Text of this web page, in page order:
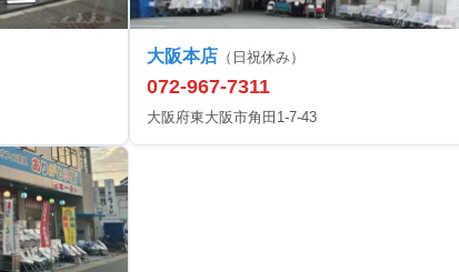
大阪本店 （日祝休み）
072-967-7311
大阪府東大阪市角田1-7-43